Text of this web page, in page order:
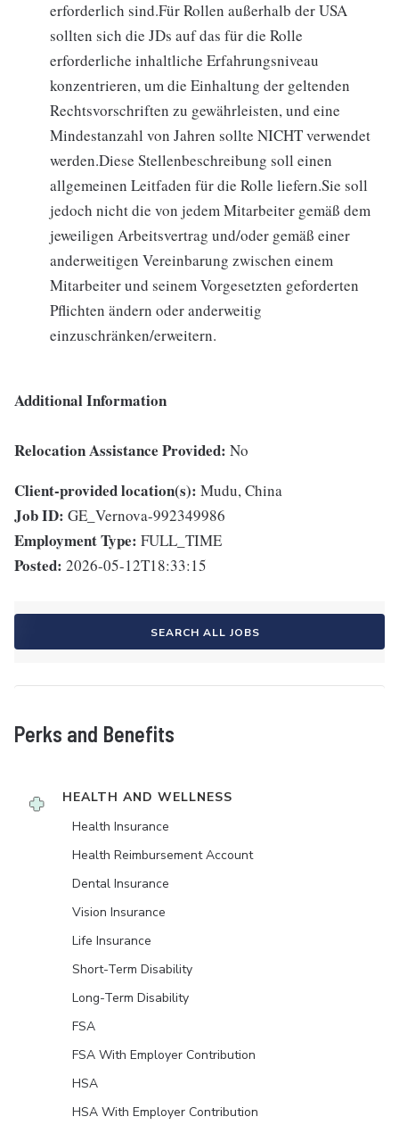
erforderlich sind.Für Rollen außerhalb der USA
sollten sich die JDs auf das für die Rolle
erforderliche inhaltliche Erfahrungsniveau
konzentrieren, um die Einhaltung der geltenden
Rechtsvorschriften zu gewährleisten, und eine
Mindestanzahl von Jahren sollte NICHT verwendet
werden.Diese Stellenbeschreibung soll einen
allgemeinen Leitfaden für die Rolle liefern.Sie soll
jedoch nicht die von jedem Mitarbeiter gemäß dem
jeweiligen Arbeitsvertrag und/oder gemäß einer
anderweitigen Vereinbarung zwischen einem
Mitarbeiter und seinem Vorgesetzten geforderten
Pflichten ändern oder anderweitig
einzuschränken/erweitern.
Additional Information
Relocation Assistance Provided: No
Client-provided location(s): Mudu, China
Job ID: GE_Vernova-992349986
Employment Type: FULL_TIME
Posted: 2026-05-12T18:33:15
SEARCH ALL JOBS
Perks and Benefits
HEALTH AND WELLNESS
Health Insurance
Health Reimbursement Account
Dental Insurance
Vision Insurance
Life Insurance
Short-Term Disability
Long-Term Disability
FSA
FSA With Employer Contribution
HSA
HSA With Employer Contribution